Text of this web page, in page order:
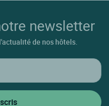
newsletter
de nos hôtels.